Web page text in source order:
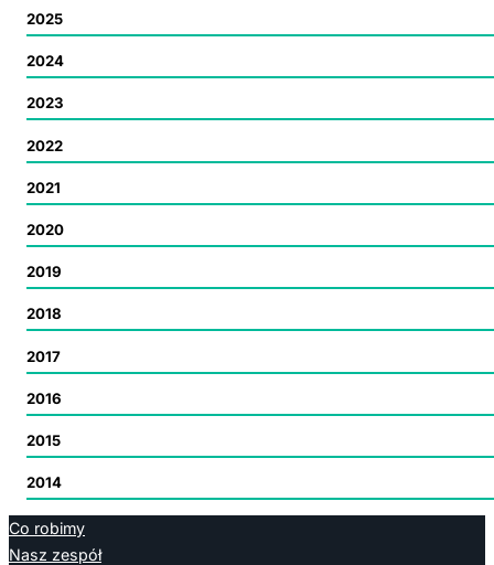
2025
2024
2023
2022
2021
2020
2019
2018
2017
2016
2015
2014
Co robimy
Nasz zespół